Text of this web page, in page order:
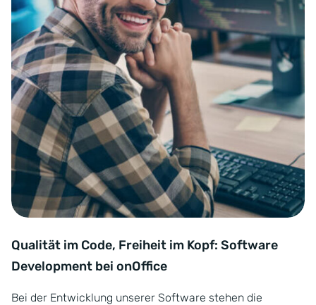
Qualität im Code, Freiheit im Kopf: Software
Development bei onOffice
Bei der Entwicklung unserer Software stehen die